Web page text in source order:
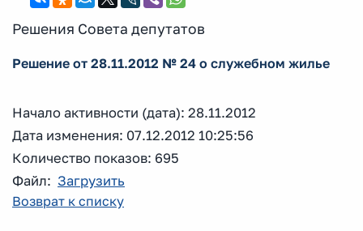
Решения Совета депутатов
Решение от 28.11.2012 № 24 о служебном жилье
Начало активности (дата): 28.11.2012
Дата изменения: 07.12.2012 10:25:56
Количество показов: 695
Файл: Загрузить
Возврат к списку